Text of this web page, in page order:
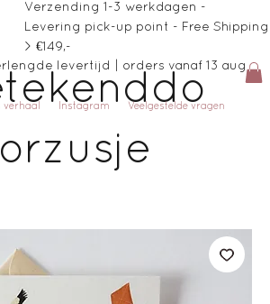
Verzending 1-3 werkdagen -
Levering pick-up point - Free Shipping
> €149,-
levertijd | orders vanaf 13 aug
orzusje
verhaal Instagram Veelgestelde vragen